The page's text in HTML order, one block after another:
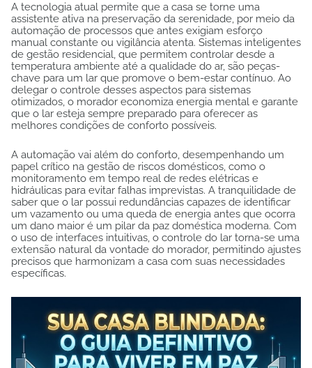
A tecnologia atual permite que a casa se torne uma
assistente ativa na preservação da serenidade, por meio da
automação de processos que antes exigiam esforço
manual constante ou vigilância atenta. Sistemas inteligentes
de gestão residencial, que permitem controlar desde a
temperatura ambiente até a qualidade do ar, são peças-
chave para um lar que promove o bem-estar contínuo. Ao
delegar o controle desses aspectos para sistemas
otimizados, o morador economiza energia mental e garante
que o lar esteja sempre preparado para oferecer as
melhores condições de conforto possíveis.
A automação vai além do conforto, desempenhando um
papel crítico na gestão de riscos domésticos, como o
monitoramento em tempo real de redes elétricas e
hidráulicas para evitar falhas imprevistas. A tranquilidade de
saber que o lar possui redundâncias capazes de identificar
um vazamento ou uma queda de energia antes que ocorra
um dano maior é um pilar da paz doméstica moderna. Com
o uso de interfaces intuitivas, o controle do lar torna-se uma
extensão natural da vontade do morador, permitindo ajustes
precisos que harmonizam a casa com suas necessidades
específicas.